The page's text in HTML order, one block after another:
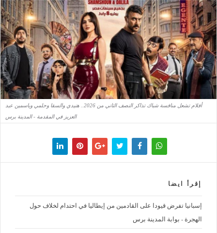
أفلام تشعل منافسة شباك تذاكر النصف الثاني من 2026.. هنيدي والسقا وحلمي وياسمين عبد
العزيز في المقدمة - المدينة برس
إقرأ ايضا
إسبانيا تفرض قيودا على القادمين من إيطاليا في احتدام لخلاف حول
الهجرة - بوابة المدينة برس